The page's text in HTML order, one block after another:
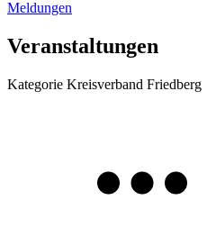
Meldungen
Veranstaltungen
Kategorie Kreisverband Friedberg